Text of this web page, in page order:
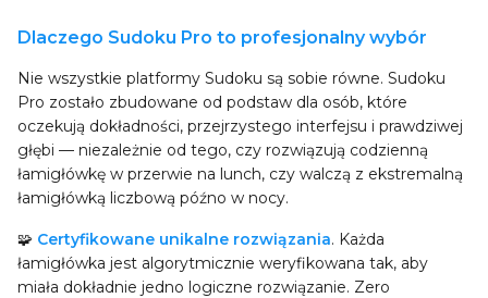
Dlaczego Sudoku Pro to profesjonalny wybór
Nie wszystkie platformy Sudoku są sobie równe. Sudoku
Pro zostało zbudowane od podstaw dla osób, które
oczekują dokładności, przejrzystego interfejsu i prawdziwej
głębi — niezależnie od tego, czy rozwiązują codzienną
łamigłówkę w przerwie na lunch, czy walczą z ekstremalną
łamigłówką liczbową późno w nocy.
🧩 Certyfikowane unikalne rozwiązania. Każda
łamigłówka jest algorytmicznie weryfikowana tak, aby
miała dokładnie jedno logiczne rozwiązanie. Zero